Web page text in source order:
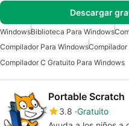
Descargar
WindowsBiblioteca Para Windows
Compilador Para WindowsCompilador
Compilador C Gratuito Para Windows
Portable Scratch
3.8 Gratuito